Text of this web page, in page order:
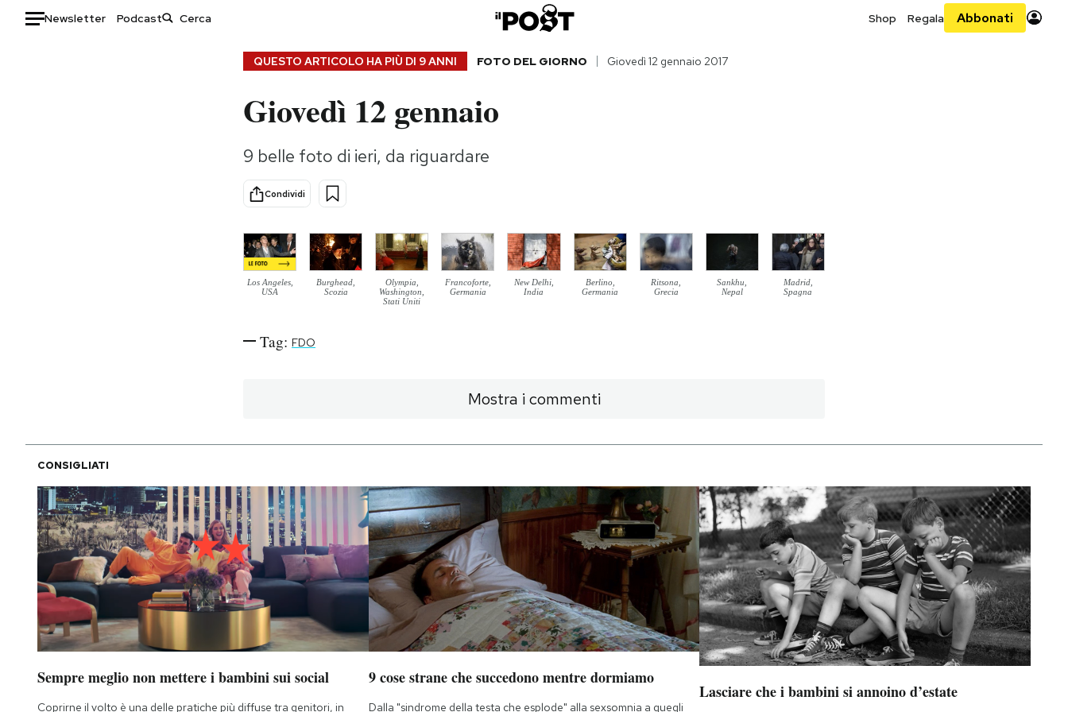
Newsletter Podcast Shop Regala Abbonati
Consumismi
Storie/Idee
I MIEI PREFERITI
SHOP
CALENDARIO
AREA PERSONALE
Area Personale
Newsletter
QUESTO ARTICOLO HA PIÙ DI 9 ANNI FOTO DEL GIORNO Giovedì 12 gennaio 2017
Giovedì 12 gennaio
9 belle foto di ieri, da riguardare
Condividi
Los Angeles,
USA
Burghead,
Scozia
Olympia,
Washington,
Stati Uniti
Francoforte,
Germania
New Delhi,
India
Berlino,
Germania
Ritsona,
Grecia
Sankhu,
Nepal
Madrid,
Spagna
Tag: FDO
Mostra i commenti
CONSIGLIATI
Sempre meglio non mettere i bambini sui social
Coprirne il volto è una delle pratiche più diffuse tra genitori, in
9 cose strane che succedono mentre dormiamo
Dalla "sindrome della testa che esplode" alla sexsomnia a quegli
Lasciare che i bambini si annoino d’estate